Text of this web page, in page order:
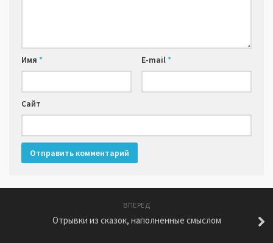
Имя * E-mail*
Сайт
ВПЕРЕД
Отрывки из сказок, наполненные смыслом